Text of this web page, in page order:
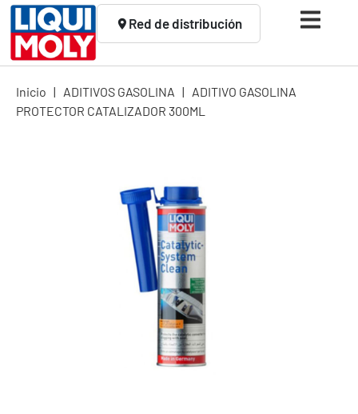
Red de distribución
Inicio | ADITIVOS GASOLINA | ADITIVO GASOLINA
PROTECTOR CATALIZADOR 300ML